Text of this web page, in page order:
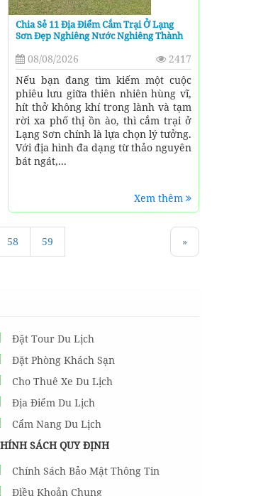
Chia Sẻ 11 Địa Điểm Cắm Trại Ở Lạng
Sơn Đẹp Nghiêng Nước Nghiêng Thành
08/08/2026
2417
Nếu bạn đang tìm kiếm một cuộc
phiêu lưu giữa thiên nhiên hùng vĩ,
hít thở không khí trong lành và tạm
rời xa phố thị ồn ào, thì cắm trại ở
Lạng Sơn chính là lựa chọn lý tưởng.
Với địa hình đa dạng từ thảo nguyên
bát ngát,...
Xem thêm
58 59 »
Đặt Tour Du Lịch
Đặt Phòng Khách Sạn
Cho Thuê Xe Du Lịch
Địa Điểm Du Lịch
Cẩm Nang Du Lịch
SÁCH QUY ĐỊNH
Chính Sách Bảo Mật Thông Tin
Điều Khoản Chung